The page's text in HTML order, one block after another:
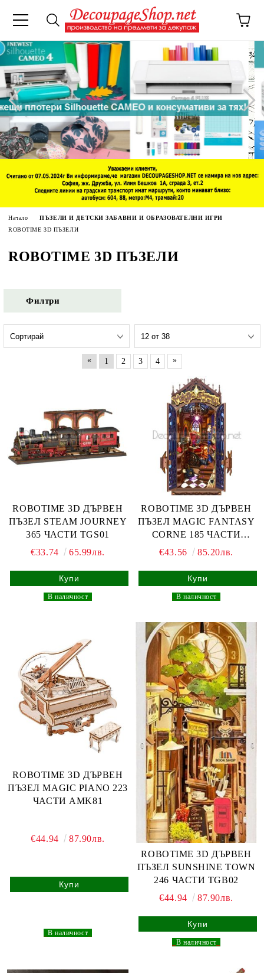
Начало
ПЪЗЕЛИ И ДЕТСКИ ЗАБАВНИ И ОБРАЗОВАТЕЛНИ ИГРИ
ROBOTIME 3D ПЪЗЕЛИ
ROBOTIME 3D ПЪЗЕЛИ
Филтри
« 1 2 3 4 »
ROBOTIME 3D ДЪРВЕН
ПЪЗЕЛ STEAM JOURNEY
365 ЧАСТИ TGS01
€33.74
65.99лв.
В наличност
ROBOTIME 3D ДЪРВЕН
ПЪЗЕЛ MAGIC FANTASY
CORNE 185 ЧАСТИ
TGB14
€43.56 85.20лв.
В наличност
ROBOTIME 3D ДЪРВЕН
ПЪЗЕЛ MAGIC PIANO 223
ЧАСТИ AMK81
€44.94 87.90лв.
В наличност
ROBOTIME 3D ДЪРВЕН
ПЪЗЕЛ SUNSHINE TOWN
246 ЧАСТИ TGB02
€44.94
87.90лв.
В наличност